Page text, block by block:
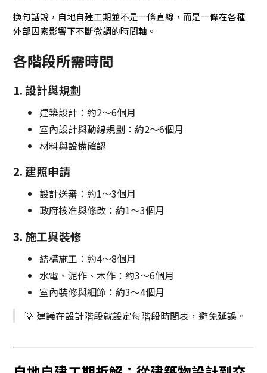
換句話說，自地自建工期並不是一條直線，而是一條在各種
外部因素影響下不斷微調的時間軸。
各階段所需時間
1. 設計與規劃
建築設計：約2～6個月
室內設計與動線規劃：約2～6個月
材料與設備確認
2. 建照申請
設計送審：約1～3個月
政府核准與修改：約1～3個月
3. 施工與裝修
結構施工：約4～8個月
水電、泥作、木作：約3～6個月
室內裝修與細節：約3～4個月
💡 建議在設計階段就設定每階段時間表，避免延誤。